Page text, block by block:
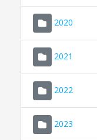
2020
2021
2022
2023